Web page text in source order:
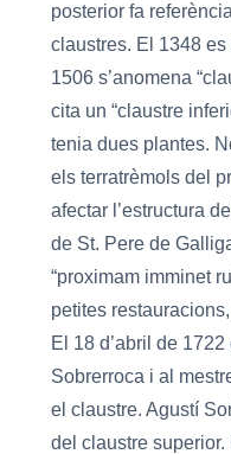
posterior fa
claustres. El 1348
1506 s’anomena
cita un “claustre
tenia dues plantes.
els terratrèmols del
afectar l’estructura
de St. Pere de
“proximam imminet
petites
El 18 d’abril de
Sobrerroca i al
el claustre. Agustí
del claustre